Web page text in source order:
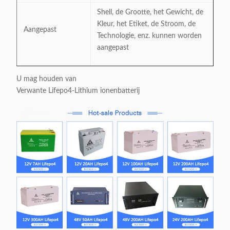
Aangepast
Shell, de Grootte, het Gewicht, de
Kleur, het Etiket, de Stroom, de
Technologie, enz. kunnen worden
aangepast
U mag houden van
Verwante Lifepo4-Lithium ionenbatterij